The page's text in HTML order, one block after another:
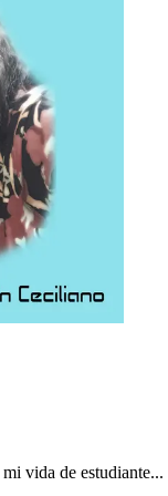
mi vida de